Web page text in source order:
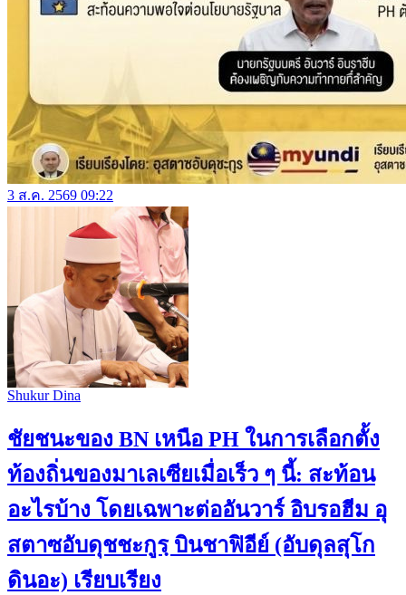
3 ส.ค. 2569 09:22
Shukur Dina
ชัยชนะของ BN เหนือ PH ในการเลือกตั้ง
ท้องถิ่นของมาเลเซียเมื่อเร็ว ๆ นี้: สะท้อน
อะไรบ้าง โดยเฉพาะต่ออันวาร์ อิบรอฮีม อุ
สตาซอับดุชชะกูรฺ บินชาฟิอีย์ (อับดุลสุโก
ดินอะ) เรียบเรียง